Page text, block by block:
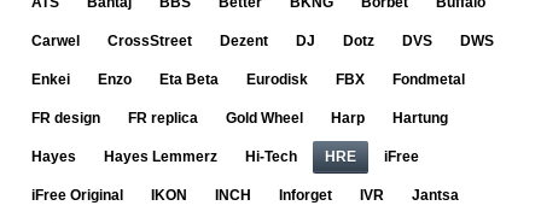
Carwel CrossStreet Dezent DJ Dotz DVS DWS
Enkei Enzo Eta Beta Eurodisk FBX Fondmetal
FR design FR replica Gold Wheel Harp Hartung
Hayes Hayes Lemmerz Hi-Tech HRE iFree
iFree Original IKON INCH Inforget IVR Jantsa